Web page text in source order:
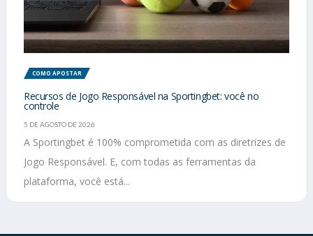
COMO APOSTAR
Recursos de Jogo Responsável na Sportingbet: você no
controle
5 DE AGOSTO DE 2026
A Sportingbet é 100% comprometida com as diretrizes de
Jogo Responsável. E, com todas as ferramentas da
plataforma, você está...